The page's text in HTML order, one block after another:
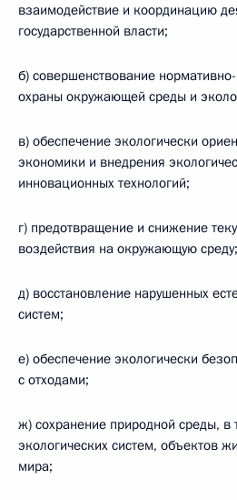
взаимодействие и координацию
государственной власти;
б) совершенствование
охраны окружающей среды и
в) обеспечение экологически
экономики и внедрения
инновационных технологий;
г) предотвращение и снижение
воздействия на окружающую среду;
д) восстановление нарушенных
систем;
е) обеспечение экологически
с отходами;
ж) сохранение природной среды, в
экологических систем, объектов
мира;